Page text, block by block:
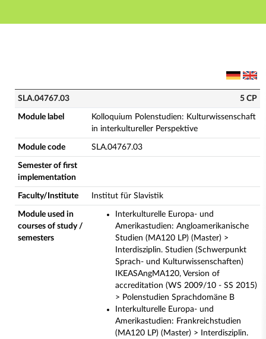
Main navigation
SLA.04767.03 - Kolloquium Polenstudien:
SLA.04767.03 5 CP
Module label
Kolloquium Polenstudien: Kulturwissenschaft
in interkultureller Perspektive
Module code SLA.04767.03
Semester of first
implementation
Faculty/Institute Institut für Slavistik
Module used in
courses of study /
semesters
Interkulturelle Europa- und
Amerikastudien: Angloamerikanische
Studien (MA120 LP) (Master) >
Interdisziplin. Studien (Schwerpunkt
Sprach- und Kulturwissenschaften)
IKEASAngMA120, Version of
accreditation (WS 2009/10 - SS 2015)
> Polenstudien Sprachdomäne B
Interkulturelle Europa- und
Amerikastudien: Frankreichstudien
(MA120 LP) (Master) > Interdisziplin.